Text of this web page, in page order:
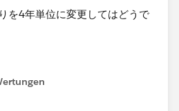
を4年単位に変更してはどうで